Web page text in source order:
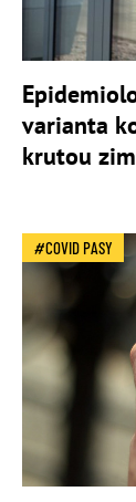
varianta
krutou
COVID PASY